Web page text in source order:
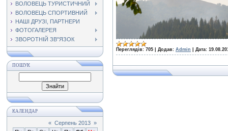
ВОЛОВЕЦЬ ТУРИСТИЧНИЙ
ВОЛОВЕЦЬ СПОРТИВНИЙ
НАШІ ДРУЗІ, ПАРТНЕРИ
ФОТОГАЛЕРЕЯ
ЗВОРОТНІЙ ЗВ"ЯЗОК
ПОШУК
КАЛЕНДАР
« Серпень 2013 »
Переглядів: 705 Додав: Admin Дата: